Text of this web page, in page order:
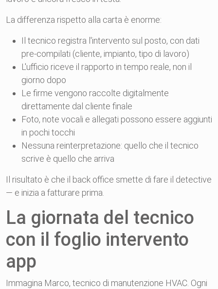
La differenza rispetto alla carta è enorme:
Il tecnico registra l'intervento sul posto, con dati
pre-compilati (cliente, impianto, tipo di lavoro)
L'ufficio riceve il rapporto in tempo reale, non il
giorno dopo
Le firme vengono raccolte digitalmente
direttamente dal cliente finale
Foto, note vocali e allegati possono essere aggiunti
in pochi tocchi
Nessuna reinterpretazione: quello che il tecnico
scrive è quello che arriva
Il risultato è che il back office smette di fare il detective
— e inizia a fatturare prima.
La giornata del tecnico
con il foglio intervento
app
Immagina Marco, tecnico di manutenzione HVAC. Ogni